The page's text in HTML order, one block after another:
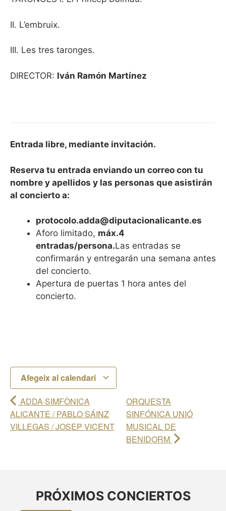
II. L’embruix.
III. Les tres taronges.
DIRECTOR: Iván Ramón Martínez
Entrada libre, mediante invitación.
Reserva tu entrada enviando un correo con tu
nombre y apellidos y las personas que asistirán
al concierto a:
protocolo.adda@diputacionalicante.es
Aforo limitado, máx.4
entradas/persona.Las entradas se
confirmarán y entregarán una semana antes
del concierto.
Apertura de puertas 1 hora antes del
concierto.
Afegeix al calendari
ADDA·SIMFÒNICA
ALICANTE / PABLO SÁINZ
VILLEGAS / JOSEP VICENT
ORQUESTA
SINFÓNICA UNIÓ
MUSICAL DE
BENIDORM
PRÓXIMOS CONCIERTOS